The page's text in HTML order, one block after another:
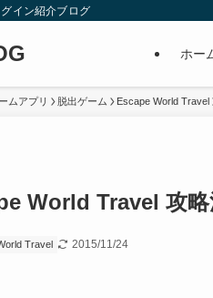
イン紹介ブログ
ホー
ムアプリ 脱出ゲーム Escape World Travel
World Travel 攻
Travel 2015/11/24